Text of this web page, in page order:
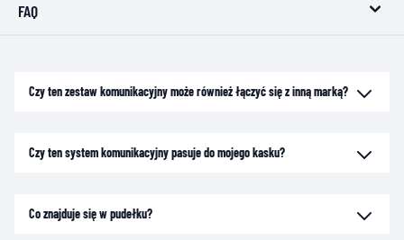
FAQ
Czy ten zestaw komunikacyjny może również łączyć się z inną marką?
Czy ten system komunikacyjny pasuje do mojego kasku?
Co znajduje się w pudełku?